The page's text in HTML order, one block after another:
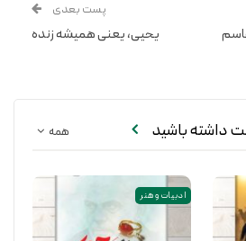
پست بعدی
یحیی، یعنی همیشه زنده
همه داشته باشید
ادبیات و هنر